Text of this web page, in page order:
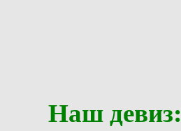
Наш